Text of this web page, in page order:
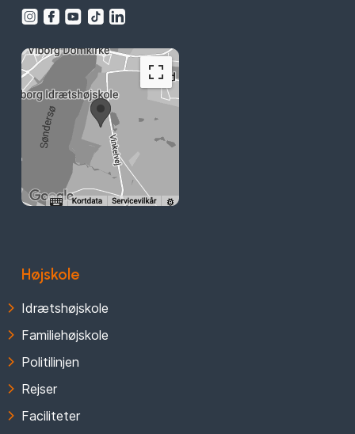
Højskole
Idrætshøjskole
Familiehøjskole
Politilinjen
Rejser
Faciliteter